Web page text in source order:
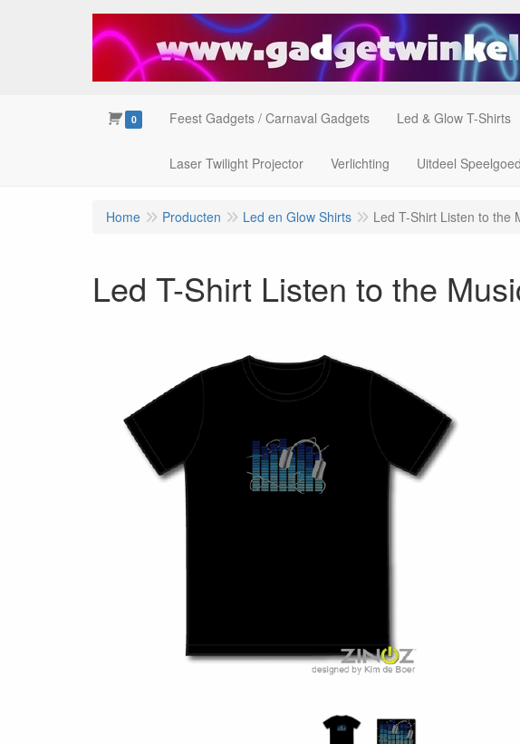
0 Feest Gadgets / Carnaval Gadgets Led & Glow T-Shirts
Laser Twilight Projector Verlichting Uitdeel Speelgoed
Home Producten Led en Glow Shirts Led T-Shirt Listen to the
Led T-Shirt Listen to the